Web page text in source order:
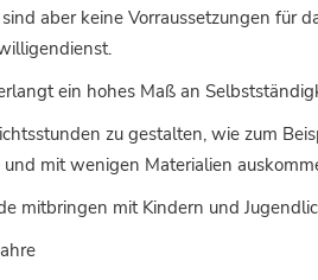
aber keine Vorraussetzungen für
Freiwilligendienst.
ein hohes Maß an
zu gestalten, wie zum
mit wenigen Materialien
mitbringen mit Kindern und